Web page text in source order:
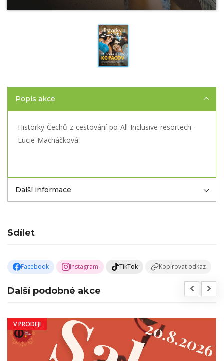
Popis akce
Historky Čechů z cestování po All Inclusive resortech -
Lucie Macháčková
Další informace
Sdílet
Facebook Instagram TikTok Kopírovat odkaz
Další podobné akce
V PRODEJI